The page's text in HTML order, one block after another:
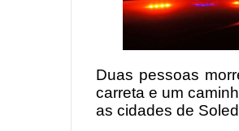
Duas pessoas
carreta e um
as cidades de